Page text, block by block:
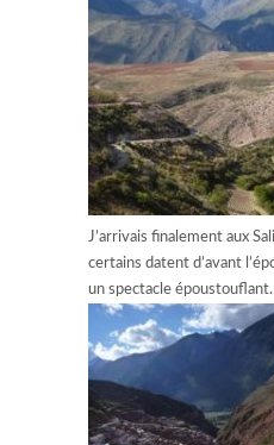
J’arrivais finalement aux
certains datent d’avant
un spectacle époustouflant.